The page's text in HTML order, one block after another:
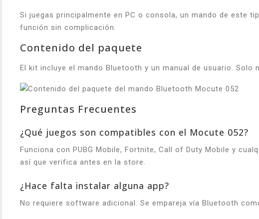
Si juegas principalmente en PC o consola, un mando de este
función sin complicación.
Contenido del paquete
El kit incluye el mando Bluetooth y un manual de usuario. Solo
Preguntas Frecuentes
¿Qué juegos son compatibles con el Mocute 052?
Funciona con PUBG Mobile, Fortnite, Call of Duty Mobile y
así que verifica antes en la store.
¿Hace falta instalar alguna app?
No requiere software adicional. Se empareja vía Bluetooth